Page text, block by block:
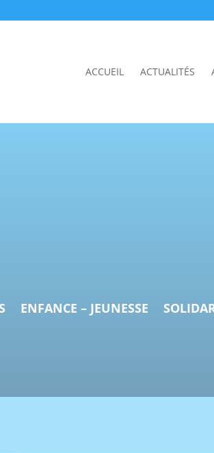
ACCUEIL ACTUALITÉS
ENFANCE – JEUNESSE